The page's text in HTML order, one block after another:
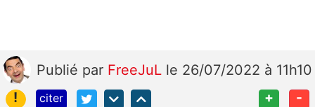
Publié par FreeJuL le 26/07/2022 à 11h10
!
citer + -